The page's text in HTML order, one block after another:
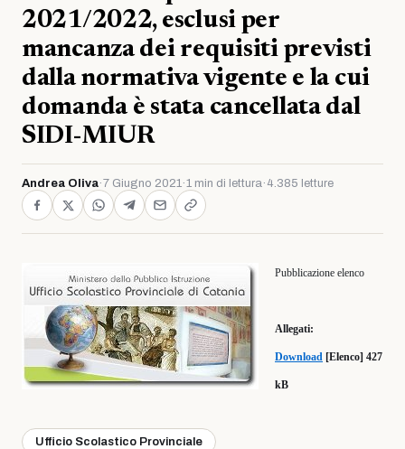
2021/2022, esclusi per
mancanza dei requisiti previsti
dalla normativa vigente e la cui
domanda è stata cancellata dal
SIDI-MIUR
Andrea Oliva·7 Giugno 2021·1 min di lettura· 4.385 letture
Pubblicazione elenco
Allegati:
Download [Elenco] 427
kB
Ufficio Scolastico Provinciale